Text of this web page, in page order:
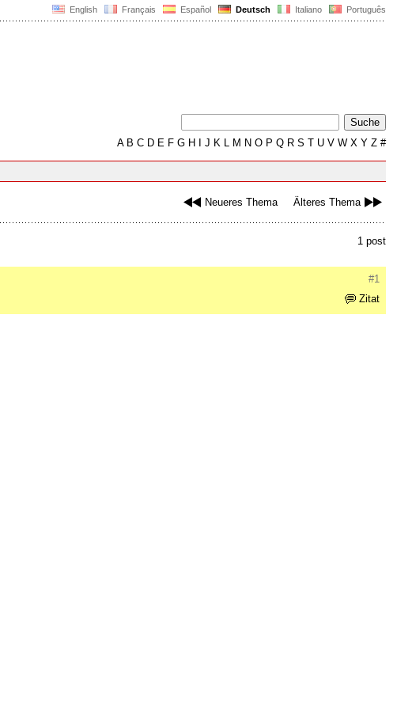
English Français Español Deutsch Italiano Português
AB C D E F G H J K L M N O P Q R S T U V W X Y Z #
Neueres Thema Älteres Thema
1 post
#1
Zitat